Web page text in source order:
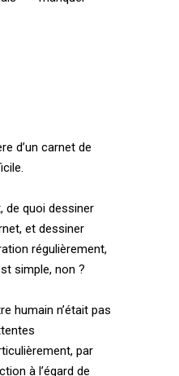
d’un carnet de
de quoi dessiner
et dessiner
régulièrement,
simple, non ?
humain n’était pas
par
à l’égard de